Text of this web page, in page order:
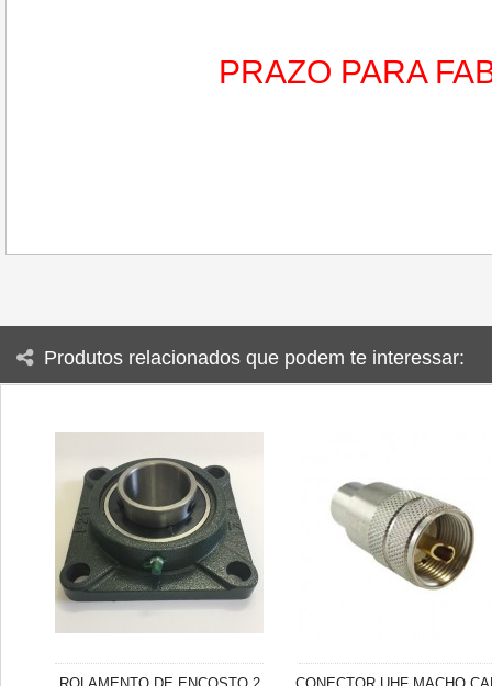
PRAZO PARA
Produtos relacionados que podem te interessar: